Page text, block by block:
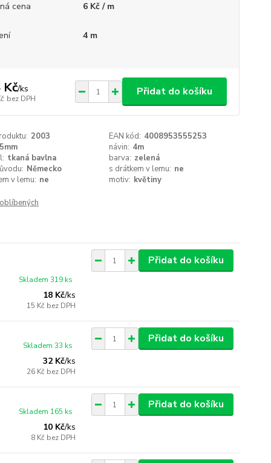
cena
6 Kč / m
4 m
Kč/ks
bez DPH
Přidat do košíku
2003 EAN kód: 4008953555253
návin: 4m
tkaná bavlna barva: zelená
Německo s drátkem v lemu: ne
v lemu: ne motiv: květiny
18 Kč/ks
15 Kč bez DPH
Skladem 319 ks
Přidat do košíku
32 Kč/ks
26 Kč bez DPH
Skladem 33 ks
Přidat do košíku
10 Kč/ks
8 Kč bez DPH
Skladem 165 ks
Přidat do košíku